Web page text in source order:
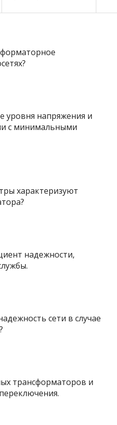
уровня напряжения и
с минимальными
характеризуют
надежности,
сети в случае
трансформаторов и